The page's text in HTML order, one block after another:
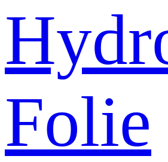
Folie